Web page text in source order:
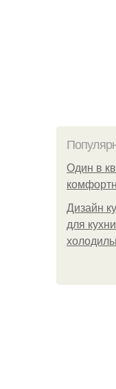
Один в
Дизайн
для